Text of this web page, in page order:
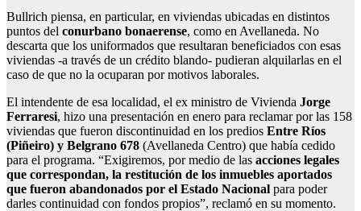
Bullrich piensa, en particular, en viviendas ubicadas en distintos
puntos del conurbano bonaerense, como en Avellaneda. No
descarta que los uniformados que resultaran beneficiados con esas
viviendas -a través de un crédito blando- pudieran alquilarlas en el
caso de que no la ocuparan por motivos laborales.
El intendente de esa localidad, el ex ministro de Vivienda Jorge
Ferraresi, hizo una presentación en enero para reclamar por las 158
viviendas que fueron discontinuidad en los predios Entre Ríos
(Piñeiro) y Belgrano 678 (Avellaneda Centro) que había cedido
para el programa. “Exigiremos, por medio de las acciones legales
que correspondan, la restitución de los inmuebles aportados
que fueron abandonados por el Estado Nacional para poder
darles continuidad con fondos propios”, reclamó en su momento.